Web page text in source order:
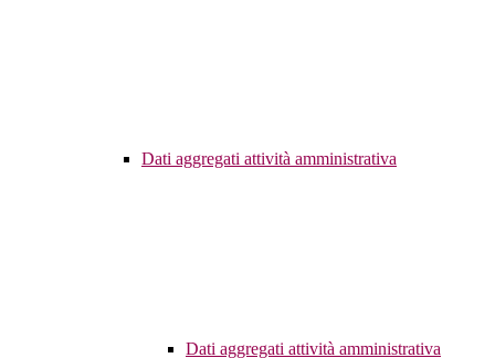
Dati aggregati attività amministrativa
Dati aggregati attività amministrativa